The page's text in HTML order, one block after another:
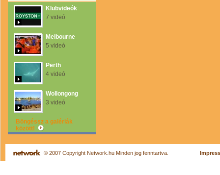
Klubvideók
7 videó
Melbourne
5 videó
Perth
4 videó
Wollongong
3 videó
Böngéssz a galériák
között!
© 2007 Copyright Network.hu Minden jog fenntartva.